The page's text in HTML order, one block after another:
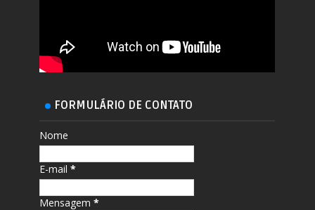
FORMULÁRIO DE CONTATO
Nome
E-mail*
Mensagem*